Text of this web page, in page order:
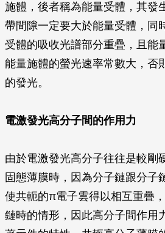
施體，後者稱為能量受體，其發
帶間隙一定要大於能量受體，同
受體的吸收光譜部分重疊，且能
能量施體的螢光速率常數大，否
的發光。
電激發光高分子間的作用力
由於電激發光高分子往往是較剛
固態薄膜時，因為分子鏈跟分子
使共軛的π電子雲得以相互重疊
鏈時的情形，因此高分子間作用